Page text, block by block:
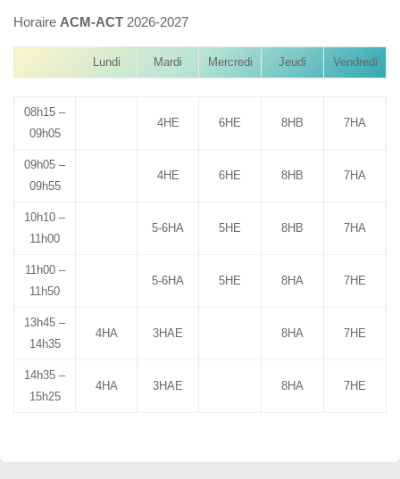
Horaire ACM-ACT 2026-2027
Lundi Mardi Mercredi Jeudi Vendredi
08h15 –
09h05
4HE 6HE 8HB 7HA
09h05 –
09h55
4HE 6HE 8HB 7HA
10h10 –
11h00
5-6HA 5HE 8HB 7HA
11h00 –
11h50
5-6HA 5HE 8HA 7HE
13h45 –
14h35
4HA 3HAE 8HA 7HE
14h35 –
15h25
4HA 3HAE 8HA 7HE